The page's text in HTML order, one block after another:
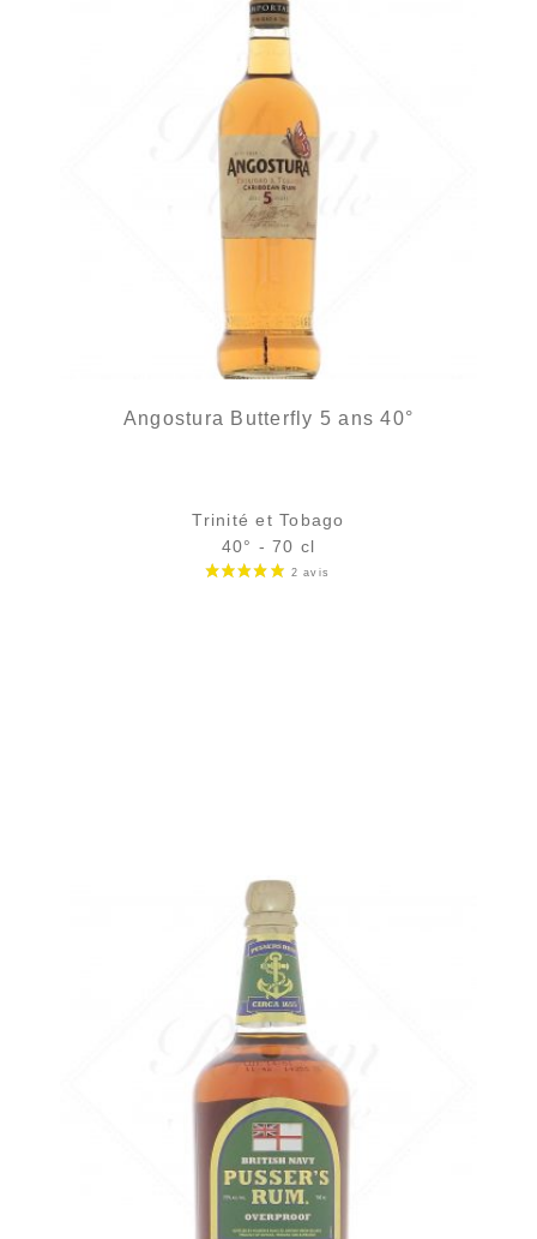
Angostura Butterfly 5 ans 40°
Trinité et Tobago
40° - 70 cl